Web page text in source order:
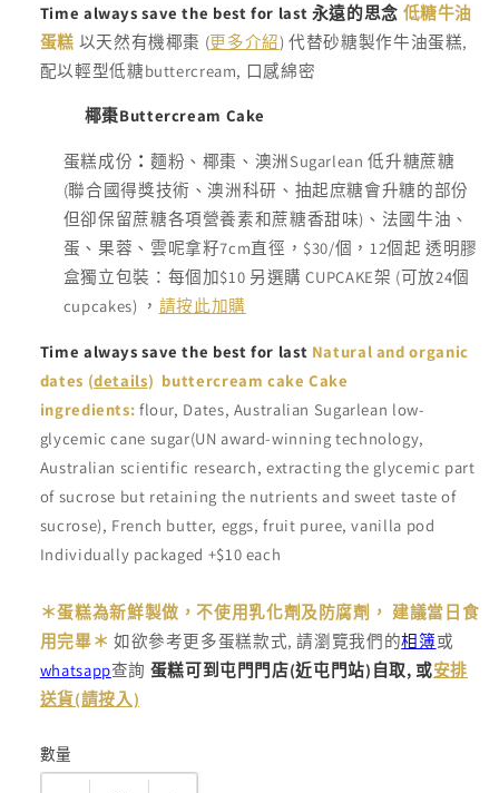
貨
單
位
Time always save the best for last 永遠的思念 低糖牛油
蛋糕 以天然有機椰棗 (更多介紹) 代替砂糖製作牛油蛋糕,
配以輕型低糖buttercream, 口感綿密
椰棗Buttercream Cake
蛋糕成份 ： 麵粉、椰棗、澳洲Sugarlean 低升糖蔗糖
(聯合國得獎技術、澳洲科研、抽起庶糖會升糖的部份
但卻保留蔗糖各項營養素和蔗糖香甜味)、法國牛油、
蛋、果蓉、雲呢拿籽7cm直徑，$30/個，12個起 透明膠
盒獨立包裝：每個加$10 另選購 CUPCAKE架 (可放24個
cupcakes) ， 請按此加購
Time always save the best for last Natural and organic
dates (details) buttercream cake Cake
ingredients: flour, Dates, Australian Sugarlean low-
glycemic cane sugar(UN award-winning technology,
Australian scientific research, extracting the glycemic part
of sucrose but retaining the nutrients and sweet taste of
sucrose), French butter, eggs, fruit puree, vanilla pod
Individually packaged +$10 each
＊蛋糕為新鮮製做，不使用乳化劑及防腐劑， 建議當日食
用完畢＊ 如欲參考更多蛋糕款式, 請瀏覽我們的相簿或
whatsapp查詢 蛋糕可到屯門門店(近屯門站) 自取, 或安排
送貨(請按入)
數
數量